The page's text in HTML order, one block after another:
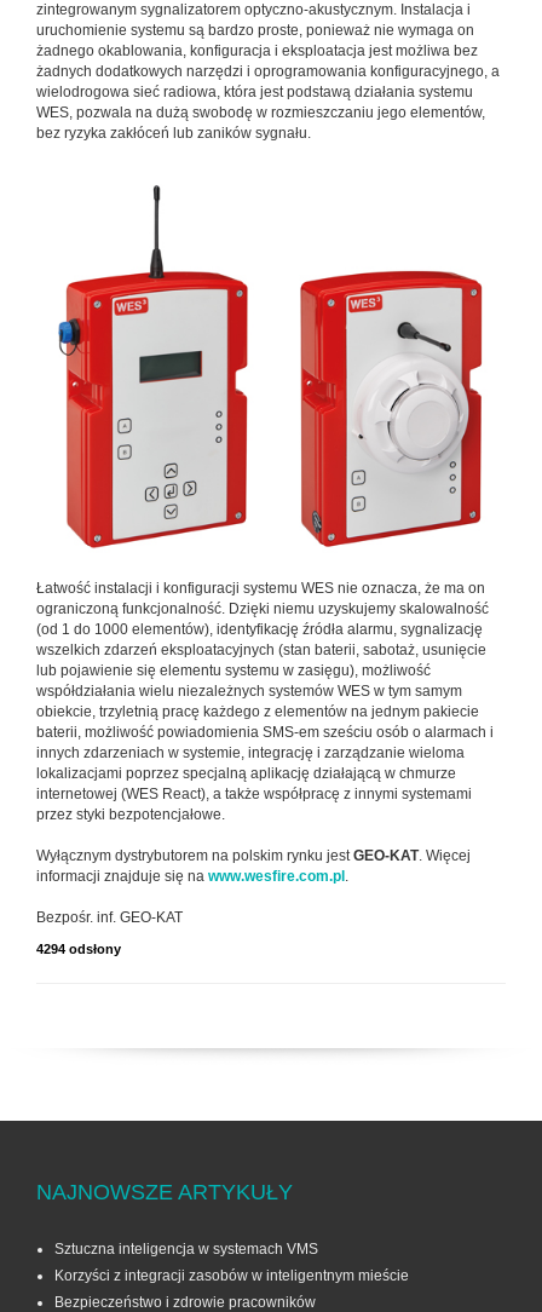
zintegrowanym sygnalizatorem optyczno-akustycznym. Instalacja i
uruchomienie systemu są bardzo proste, ponieważ nie wymaga on
żadnego okablowania, konfiguracja i eksploatacja jest możliwa bez
żadnych dodatkowych narzędzi i oprogramowania konfiguracyjnego, a
wielodrogowa sieć radiowa, która jest podstawą działania systemu
WES, pozwala na dużą swobodę w rozmieszczaniu jego elementów,
bez ryzyka zakłóceń lub zaników sygnału.
Łatwość instalacji i konfiguracji systemu WES nie oznacza, że ma on
ograniczoną funkcjonalność. Dzięki niemu uzyskujemy skalowalność
(od 1 do 1000 elementów), identyfikację źródła alarmu, sygnalizację
wszelkich zdarzeń eksploatacyjnych (stan baterii, sabotaż, usunięcie
lub pojawienie się elementu systemu w zasięgu), możliwość
współdziałania wielu niezależnych systemów WES w tym samym
obiekcie, trzyletnią pracę każdego z elementów na jednym pakiecie
baterii, możliwość powiadomienia SMS-em sześciu osób o alarmach i
innych zdarzeniach w systemie, integrację i zarządzanie wieloma
lokalizacjami poprzez specjalną aplikację działającą w chmurze
internetowej (WES React), a także współpracę z innymi systemami
przez styki bezpotencjałowe.
Wyłącznym dystrybutorem na polskim rynku jest GEO-KAT. Więcej
informacji znajduje się na www.wesfire.com.pl
Bezpośr. inf. GEO-KAT
4294 odsłony
NAJNOWSZE ARTYKUŁY
Sztuczna inteligencja w systemach VMS
Korzyści z integracji zasobów w inteligentnym mieście
Bezpieczeństwo i zdrowie pracowników